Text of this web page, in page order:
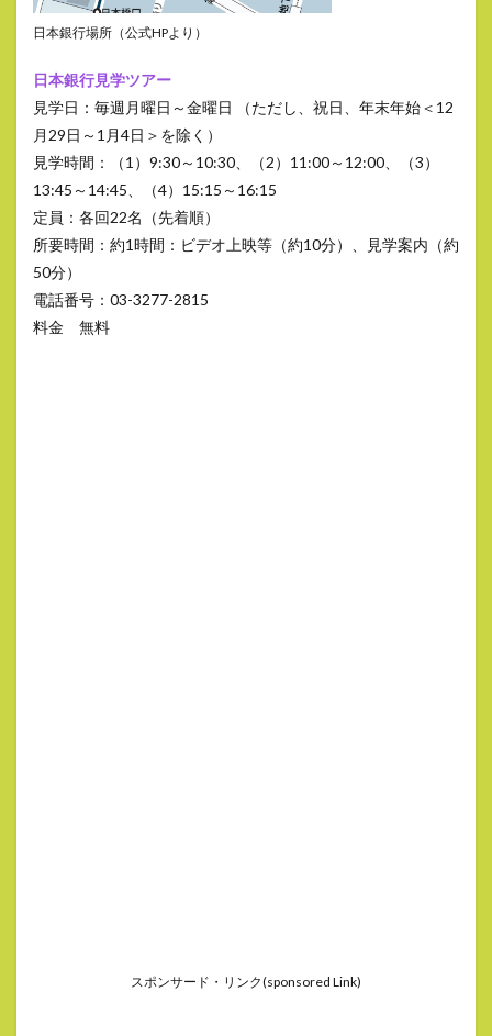
日本銀行場所（公式HPより）
日本銀行見学ツアー
見学日：毎週月曜日～金曜日 （ただし、祝日、年末年始＜12
月29日～1月4日＞を除く）
見学時間：（1）9:30～10:30、（2）11:00～12:00、（3）
13:45～14:45、（4）15:15～16:15
定員：各回22名（先着順）
所要時間：約1時間：ビデオ上映等（約10分）、見学案内（約
50分）
電話番号：03-3277-2815
料金 無料
スポンサード・リンク(sponsored Link)